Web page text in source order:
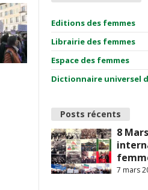
Editions des femmes
Librairie des femmes
Espace des femmes
Dictionnaire universel
Posts récents
8
7 mars